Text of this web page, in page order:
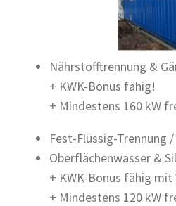
Nährstofftrennung &
+ KWK-Bonus fähig!
+ Mindestens 160 kW
Fest-Flüssig-Trennung
Oberflächenwasser &
+ KWK-Bonus fähig
+ Mindestens 120 kW